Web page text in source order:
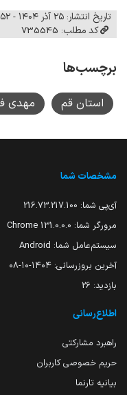
تاریخ انتشار: ۲۵ آذر ۱۴۰۴ - ۱۰:۵۲
کد مطلب: 735545
برچسب‌ها
استان قم مهدی
مشخصات شما
آی‌پی شما: 216.73.217.100
مرورگر شما: 131.0.0.0 Chrome
سیستم‌عامل شما: Android
آخرین بروزرسانی: ۱۴۰۴-۱۰-۰۸
بازدید: 26
اطلاع‌رسانی
راهبرد مشارکتی
حریم خصوصی کاربران
بیانیه تارنما